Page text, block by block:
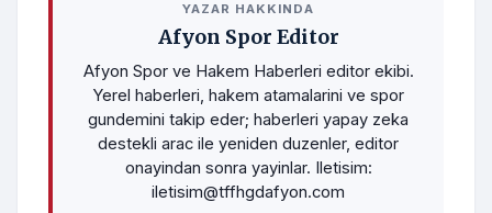
YAZAR HAKKINDA
Afyon Spor Editor
Afyon Spor ve Hakem Haberleri editor ekibi.
Yerel haberleri, hakem atamalarini ve spor
gundemini takip eder; haberleri yapay zeka
destekli arac ile yeniden duzenler, editor
onayindan sonra yayinlar. Iletisim:
iletisim@tffhgdafyon.com